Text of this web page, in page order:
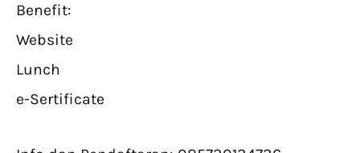
Benefit:
Website
Lunch
e-Sertificate